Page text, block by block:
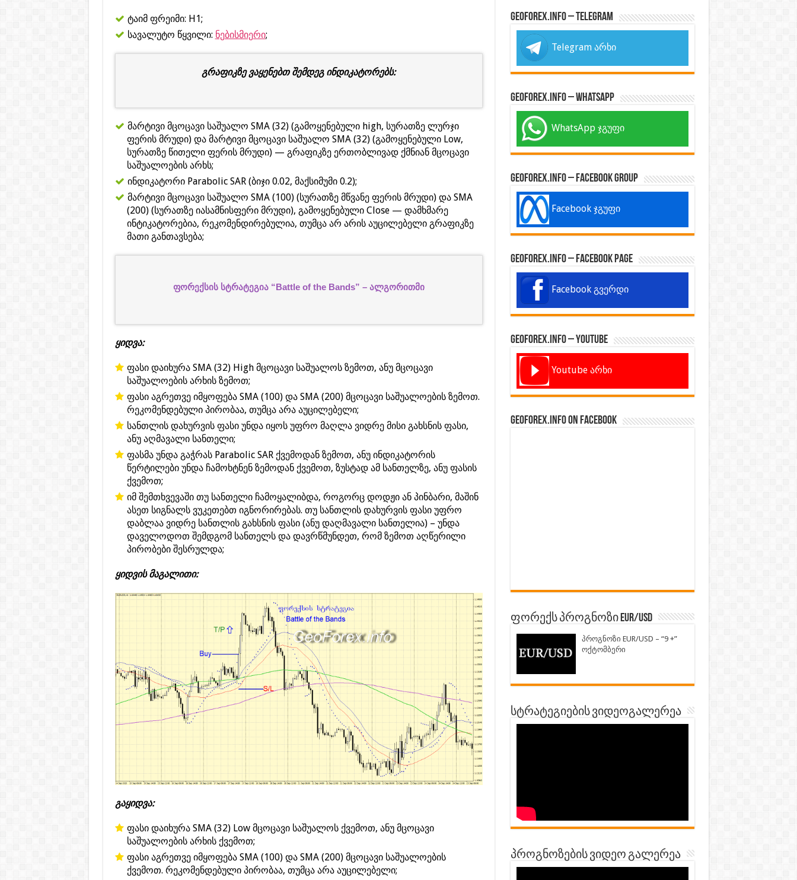
ტაიმ ფრეიმი: H1;
სავალუტო წყვილი: ნებისმიერი;
გრაფიკზე ვაყენებთ შემდეგ ინდიკატორებს:
მარტივი მცოცავი საშუალო SMA (32) (გამოყენებული high, სურათზე ლურჯი
ფერის მრუდი) და მარტივი მცოცავი საშუალო SMA (32) (გამოყენებული Low,
სურათზე წითელი ფერის მრუდი) — გრაფიკზე ერთობლივად ქმნიან მცოცავი
საშუალოების არხს;
ინდიკატორი Parabolic SAR (ბიჯი 0.02, მაქსიმუმი 0.2);
მარტივი მცოცავი საშუალო SMA (100) (სურათზე მწვანე ფერის მრუდი) და SMA
(200) (სურათზე იასამნისფერი მრუდი), გამოყენებული Close — დამხმარე
ინტიკატორებია, რეკომენდირებულია, თუმცა არ არის აუცილებელი გრაფიკზე
მათი განთავსება;
ფორექსის სტრატეგია “Battle of the Bands” – ალგორითმი
ყიდვა:
ფასი დაიხურა SMA (32) High მცოცავი საშუალოს ზემოთ, ანუ მცოცავი
საშუალოების არხის ზემოთ;
ფასი აგრეთვე იმყოფება SMA (100) და SMA (200) მცოცავი საშუალოების ზემოთ.
რეკომენდებული პირობაა, თუმცა არა აუცილებელი;
სანთლის დახურვის ფასი უნდა იყოს უფრო მაღლა ვიდრე მისი გახსნის ფასი,
ანუ აღმავალი სანთელი;
ფასმა უნდა გაჭრას Parabolic SAR ქვემოდან ზემოთ, ანუ ინდიკატორის
წერტილები უნდა ჩამოხტნენ ზემოდან ქვემოთ, ზუსტად ამ სანთელზე, ანუ ფასის
ქვემოთ;
იმ შემთხვევაში თუ სანთელი ჩამოყალიბდა, როგორც დოდჟი ან პინბარი, მაშინ
ასეთ სიგნალს ვუკეთებთ იგნორირებას. თუ სანთლის დახურვის ფასი უფრო
დაბლაა ვიდრე სანთლის გახსნის ფასი (ანუ დაღმავალი სანთელია) – უნდა
დაველოდოთ შემდგომ სანთელს და დავრწმუნდეთ, რომ ზემოთ აღწერილი
პირობები შესრულდა;
ყიდვის მაგალითი:
გაყიდვა:
ფასი დაიხურა SMA (32) Low მცოცავი საშუალოს ქვემოთ, ანუ მცოცავი
საშუალოების არხის ქვემოთ;
ფასი აგრეთვე იმყოფება SMA (100) და SMA (200) მცოცავი საშუალოების
ქვემოთ. რეკომენდებული პირობაა, თუმცა არა აუცილებელი;
GeoForex.info – Telegram
Telegram არხი
GeoForex.info – WhatsApp
WhatsApp ჯგუფი
GeoForex.info – Facebook Group
Facebook ჯგუფი
GeoForex.info – Facebook Page
Facebook გვერდი
GeoForex.info – Youtube
Youtube არხი
GeoForex.info on Facebook
ფორექს პროგნოზი EUR/USD
პროგნოზი EUR/USD – “9 +”
ოქტომბერი
სტრატეგიების ვიდეოგალერეა
პროგნოზების ვიდეო გალერეა